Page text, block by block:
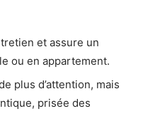
et assure un
ou en appartement.
plus d’attention, mais
prisée des